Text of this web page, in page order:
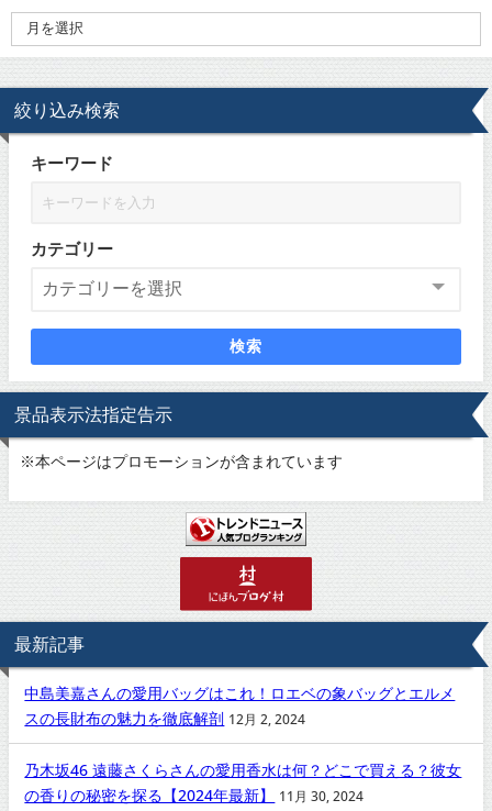
絞り込み検索
キーワード
カテゴリー
検索
景品表示法指定告示
※本ページはプロモーションが含まれています
最新記事
中島美嘉さんの愛用バッグはこれ！ロエベの象バッグとエルメ
スの長財布の魅力を徹底解剖 12月 2, 2024
乃木坂46 遠藤さくらさんの愛用香水は何？どこで買える？彼女
の香りの秘密を探る【2024年最新】
11月 30, 2024